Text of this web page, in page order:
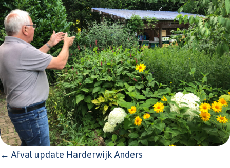
POSTS
← Afval update Harderwijk Anders